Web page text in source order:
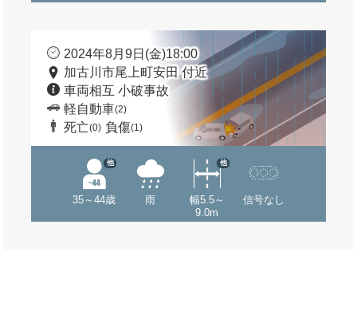
2024年8月9日(金)18:00
加古川市尾上町安田 付近
車両相互 小破事故
軽自動車(2)
死亡(0) 負傷(1)
35～44歳
他
雨
幅5.5～
9.0m
他
信号なし